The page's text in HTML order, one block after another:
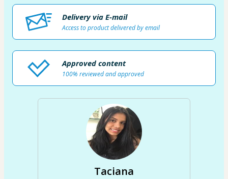
Delivery via E-mail
Access to product delivered by email
Approved content
100% reviewed and approved
Taciana